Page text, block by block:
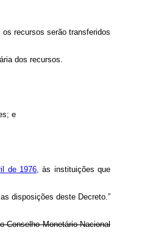
recursos serão transferidos
dos recursos.
e
de 1976, às instituições que
disposições deste Decreto.”
Conselho Monetário Nacional